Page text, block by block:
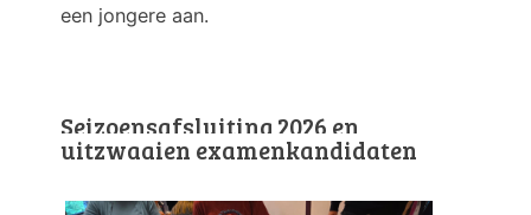
een jongere aan.
Seizoensafsluiting 2026 en
uitzwaaien examenkandidaten